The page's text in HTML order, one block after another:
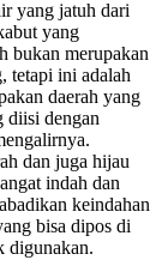
yang jatuh dari
yang
bukan merupakan
tetapi ini adalah
daerah yang
diisi dengan
dan juga hijau
indah dan
keindahan
bisa dipos di
digunakan.